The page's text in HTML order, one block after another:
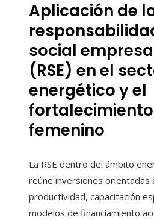
Aplicación de
social
(RSE) en el
energético y el
fortalecimiento
femenino
La RSE dentro del ámbito
reúne inversiones orientadas
productividad, capacitación
modelos de financiamiento